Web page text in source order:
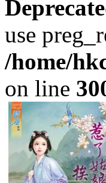
use
/home/
on line